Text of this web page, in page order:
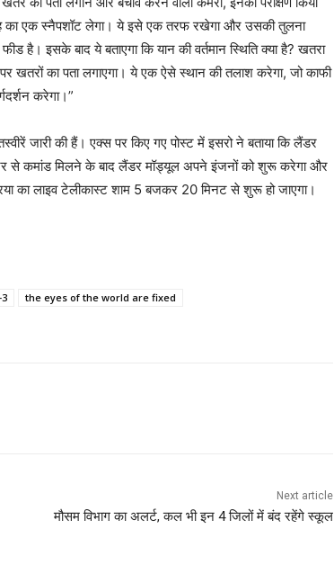
का एक स्नैपशॉट लेगा। ये इसे एक तरफ रखेगा और उसकी तुलना
है। इसके बाद ये बताएगा कि यान की वर्तमान स्थिति क्या है? खतरा
खतरों का पता लगाएगा। ये एक ऐसे स्थान की तलाश करेगा, जो काफी
करेगा।”
जारी की हैं। एक्स पर किए गए पोस्ट में इसरो ने बताया कि लैंडर
से कमांड मिलने के बाद लैंडर मॉड्यूल अपने इंजनों को शुरू करेगा और
का लाइव टेलीकास्ट शाम 5 बजकर 20 मिनट से शुरू हो जाएगा।
the eyes of the world are fixed
Next article
मौसम विभाग का अलर्ट, कल भी इन 4 जिलों में बंद रहेंगे स्कूल